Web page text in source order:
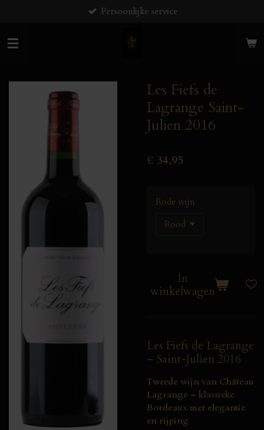
naar
de
Persoonlijke service
Les Fiefs de
Lagrange Saint-
Julien 2016
€ 34,95
Rode wijn
In
winkelwagen
Les Fiefs de Lagrange
– Saint-Julien 2016
Tweede wijn van Château
Lagrange – klassieke
Bordeaux met elegantie
en rijping